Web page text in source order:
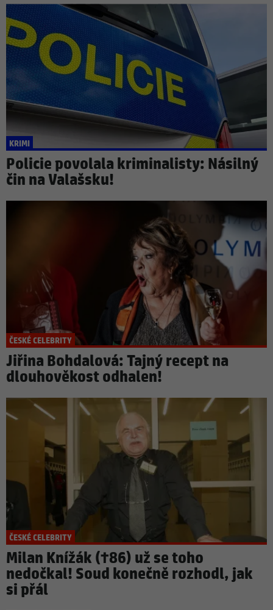
KRIMI
Policie povolala kriminalisty: Násilný
čin na Valašsku!
ČESKÉ CELEBRITY
Jiřina Bohdalová: Tajný recept na
dlouhověkost odhalen!
ČESKÉ CELEBRITY
Milan Knížák (†86) už se toho
nedočkal! Soud konečně rozhodl, jak
si přál